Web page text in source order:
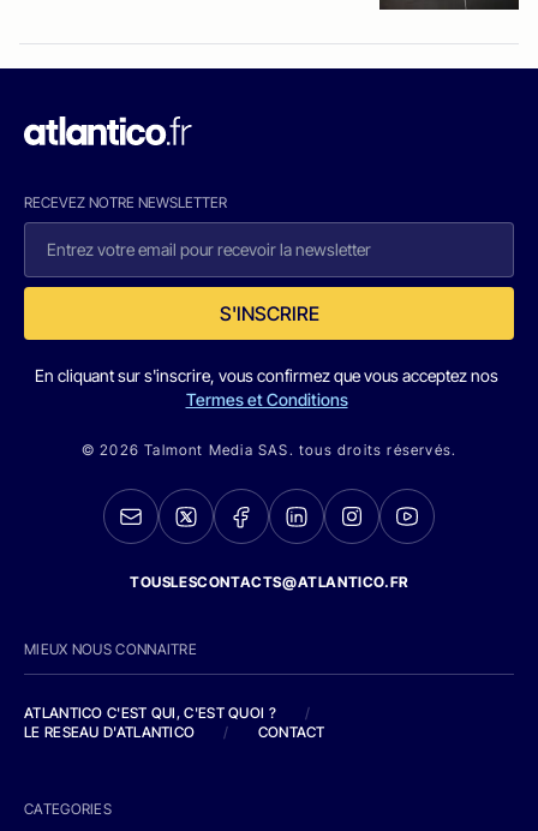
RECEVEZ NOTRE NEWSLETTER
S'INSCRIRE
En cliquant sur s'inscrire, vous confirmez que vous acceptez nos
Termes et Conditions
© 2026 Talmont Media SAS. tous droits réservés.
TOUSLESCONTACTS@ATLANTICO.FR
MIEUX NOUS CONNAITRE
ATLANTICO C'EST QUI, C'EST QUOI ?
/
LE RESEAU D'ATLANTICO
/ CONTACT
CATEGORIES